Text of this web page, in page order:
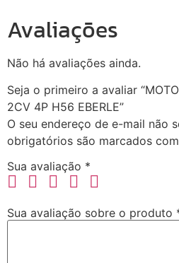
Avaliações
Não há avaliações ainda.
Seja o primeiro a avaliar
2CV 4P H56 EBERLE”
O seu endereço de e-mail não
obrigatórios são marcados com
Sua avaliação *
Sua avaliação sobre o produto